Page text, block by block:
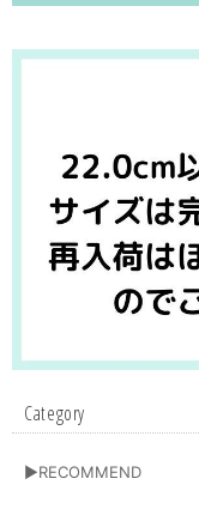
Category
▶RECOMMEND